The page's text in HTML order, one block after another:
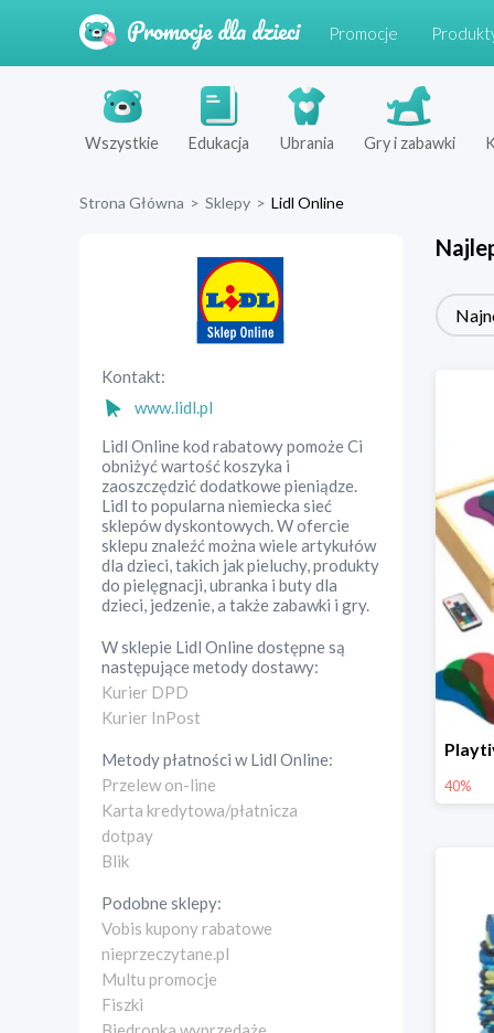
Promocje
Wszystkie Edukacja Ubrania Gry i zabawki
Strona Główna > Sklepy > Lidl Online
Kontakt:
www.lidl.pl
Lidl Online kod rabatowy pomoże Ci
obniżyć wartość koszyka i
zaoszczędzić dodatkowe pieniądze.
Lidl to popularna niemiecka sieć
sklepów dyskontowych. W ofercie
sklepu znaleźć można wiele artykułów
dla dzieci, takich jak pieluchy, produkty
do pielęgnacji, ubranka i buty dla
dzieci, jedzenie, a także zabawki i gry.
W sklepie Lidl Onlinedostępne są
następujące metody dostawy:
Kurier DPD
Kurier InPost
Metody płatności wLidl Online:
Przelew on-line
Karta kredytowa/płatnicza
dotpay
Blik
Podobne sklepy:
Vobis kupony rabatowe
nieprzeczytane.pl
Multu promocje
Fiszki
40%